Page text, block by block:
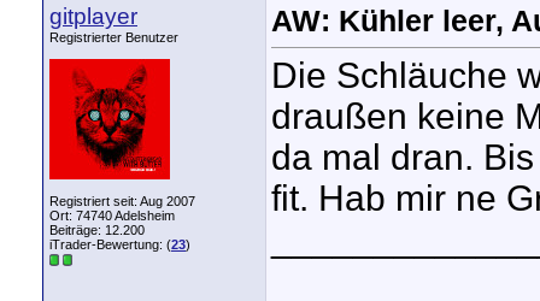
gitplayer
Registrierter Benutzer
Registriert seit: Aug 2007
Ort: 74740 Adelsheim
Beiträge: 12.200
iTrader-Bewertung: (23)
AW: Kühler leer,
Die Schläuche
draußen keine
da mal dran.
fit. Hab mir ne